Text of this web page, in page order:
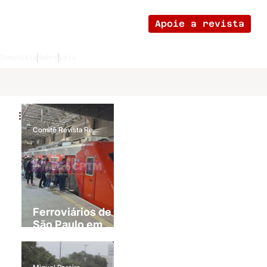
Apoie a revista
Ferroviários de
São Paulo em
Comitê Revista Revolução Cultural - São Paulo